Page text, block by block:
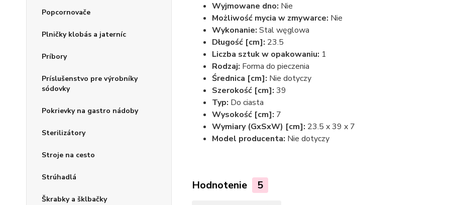
Popcornovače
Plničky klobás a jaterníc
Príbory
Príslušenstvo pre výrobníky
sódovky
Pokrievky na gastro nádoby
Sterilizátory
Stroje na cesto
Strúhadlá
Škrabky a šklbačky
Wyjmowane dno: Nie
Możliwość mycia w zmywarce: Nie
Wykonanie: Stal węglowa
Długość [cm]: 23.5
Liczba sztuk w opakowaniu: 1
Rodzaj: Forma do pieczenia
Średnica [cm]: Nie dotyczy
Szerokość [cm]: 39
Typ: Do ciasta
Wysokość [cm]: 7
Wymiary (GxSxW) [cm]: 23.5 x 39 x 7
Model producenta: Nie dotyczy
Hodnotenie 5